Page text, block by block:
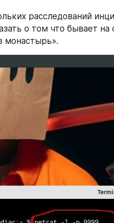
расследований
о том что бывает
монастырь».